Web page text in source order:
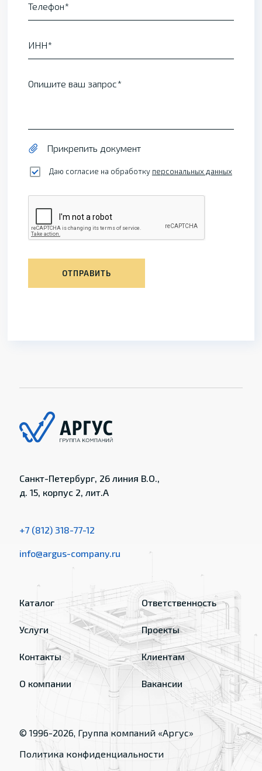
Телефон
ИНН
Опишите ваш запрос
Прикрепить документ
Даю согласие на обработку персональных данных
ОТПРАВИТЬ
Санкт-Петербург, 26 линия В.О.,
д. 15, корпус 2, лит.А
+7 (812) 318-77-12
info@argus-company.ru
Каталог
Услуги
Контакты
О компании
Ответственность
Проекты
Клиентам
Вакансии
© 1996-2026, Группа компаний «Аргус»
Политика конфиденциальности